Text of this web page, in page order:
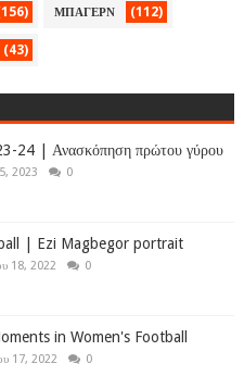
ΜΠΑΓΕΡΝ (112)
(43)
24 | Ανασκόπηση πρώτου γύρου
2023 0
| Ezi Magbegor portrait
18, 2022 0
in Women's Football
17, 2022 0